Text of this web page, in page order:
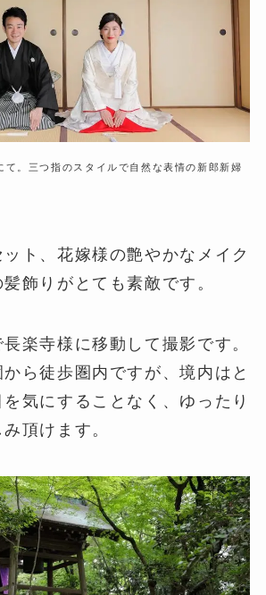
て。三つ指のスタイルで自然な表情の新郎新婦
ト、花嫁様の艶やかなメイク
飾りがとても素敵です。
楽寺様に移動して撮影です。
ら徒歩圏内ですが、境内はと
気にすることなく、ゆったり
頂けます。